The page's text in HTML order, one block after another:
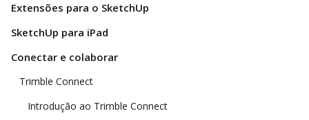
Extensões para o SketchUp
SketchUp para iPad
Conectar e colaborar
Trimble Connect
Introdução ao Trimble Connect